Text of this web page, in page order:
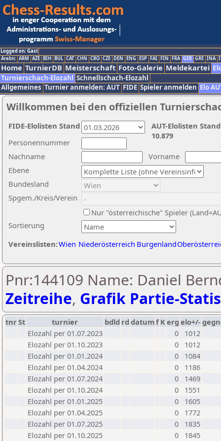
Logged on: Gast
Arabic ARM AZE BIH BUL CAT CHN CRO CZE DEN ENG ESP FAI FIN FRA GER GRE INA
Home TurnierDB Meisterschaft Foto-Galerie Meldekartei
Turnierschach-Elozahl Schnellschach-Elozahl
Allgemeines Turnier anmelden: AUT FIDE Spieler anmelden Elo
Willkommen bei den offiziellen
Nachname
Vorname
Ebene
Sortierung
Personennummer
Bundesland
Spgem./Kreis/Verein
Nur "österreichische" Spieler
Vereinslisten:Wien Niederösterreich Burgenland
AUT-Elolisten
10.879
FIDE-Elolisten Stand
Pnr:144109 Name: Daniel
Zeitreihe, Grafik Partie-
tnrSt turnier bdld rd datumf Kerg elo+/-
Elozahl per 01.07.2023
0
1012
Elozahl per 01.10.2023
0
1012
Elozahl per 01.01.2024
0
1084
Elozahl per 01.04.2024
0
1186
Elozahl per 01.07.2024
0
1469
Elozahl per 01.10.2024
0
1551
Elozahl per 01.01.2025
0
1605
Elozahl per 01.04.2025
0
1772
Elozahl per 01.07.2025
0
1835
Elozahl per 01.10.2025
0
1845